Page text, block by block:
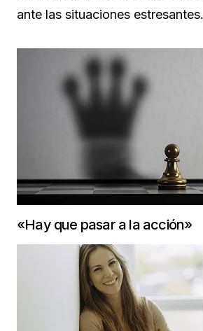
ante las situaciones estresantes.
«Hay que pasar a la acción»